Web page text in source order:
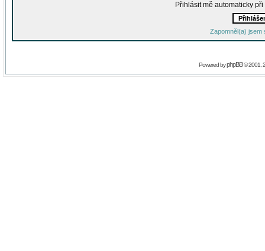
Přihlásit mě automaticky
Zapomněl(a) jsem
Powered byphpBB© 2001,